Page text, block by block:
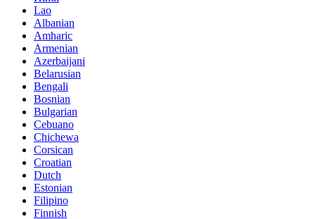
Lao
Albanian
Amharic
Armenian
Azerbaijani
Belarusian
Bengali
Bosnian
Bulgarian
Cebuano
Chichewa
Corsican
Croatian
Dutch
Estonian
Filipino
Finnish